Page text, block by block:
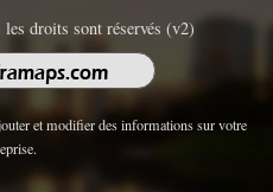
droits sont réservés (v2)
et modifier des informations sur votre